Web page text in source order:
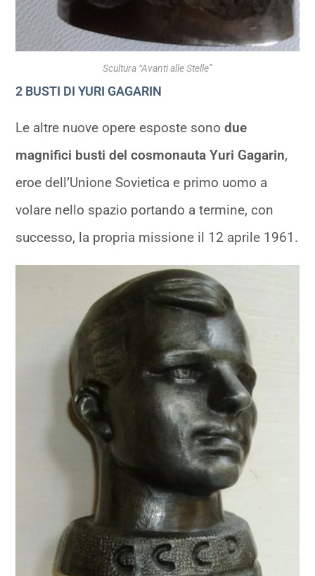
Scultura “Avanti alle Stelle”
2 BUSTI DI YURI GAGARIN
Le altre nuove opere esposte sonodue
magnifici busti del cosmonauta Yuri Gagarin,
eroe dell’Unione Sovietica e primo uomo a
volare nello spazio portando a termine, con
successo, la propria missione il 12 aprile 1961.